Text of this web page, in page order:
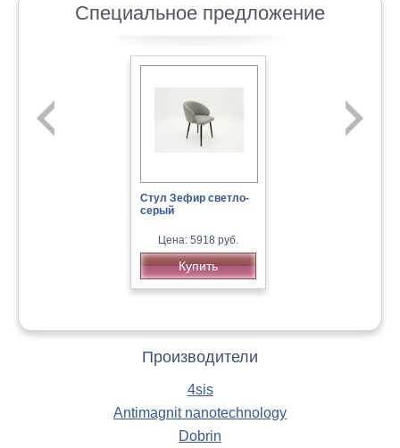
Кресло детское Бюрократ CH-
299/G/15-48
«Еврокомфорт 7»
Цена: 16500 руб.
Купить
Специальное предложение
Стул Зефир светло-
серый
Цена: 5918 руб.
Купить
Производители
4sis
Antimagnit nanotechnology
Dobrin